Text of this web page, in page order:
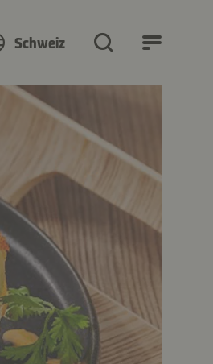
Schweiz